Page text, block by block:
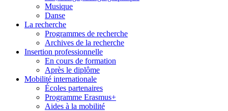
Musique
Danse
La recherche
Programmes de recherche
Archives de la recherche
Insertion professionnelle
En cours de formation
Après le diplôme
Mobilité internationale
Écoles partenaires
Programme Erasmus+
Aides à la mobilité